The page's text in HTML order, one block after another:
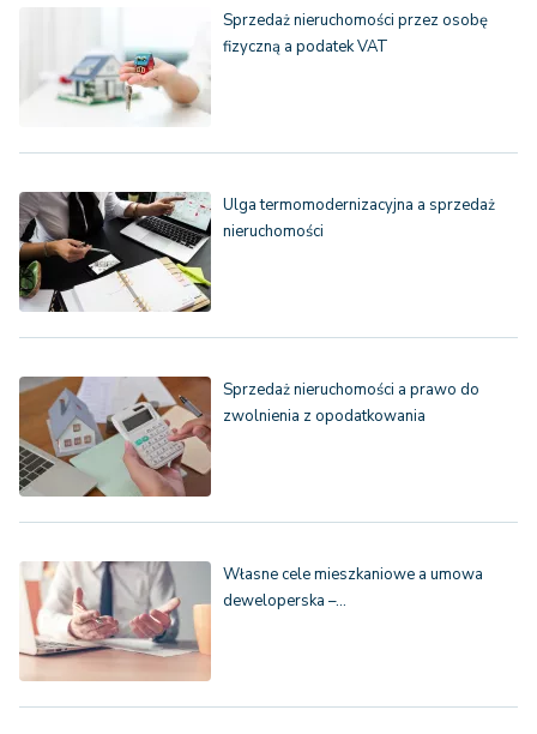
Sprzedaż nieruchomości przez osobę
fizyczną a podatek VAT
Ulga termomodernizacyjna a sprzedaż
nieruchomości
Sprzedaż nieruchomości a prawo do
zwolnienia z opodatkowania
Własne cele mieszkaniowe a umowa
deweloperska –…